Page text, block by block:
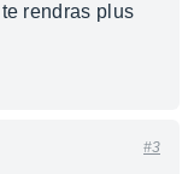
rendras plus
#3